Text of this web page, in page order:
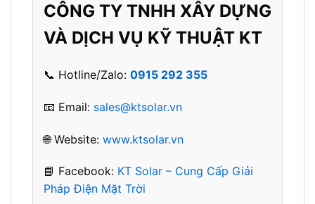
CÔNG TY TNHH XÂY DỰNG
VÀ DỊCH VỤ KỸ THUẬT KT
📞 Hotline/Zalo: 0915 292 355
📧 Email: sales@ktsolar.vn
🌐 Website: www.ktsolar.vn
📘 Facebook: KT Solar – Cung Cấp Giải
Pháp Điện Mặt Trời